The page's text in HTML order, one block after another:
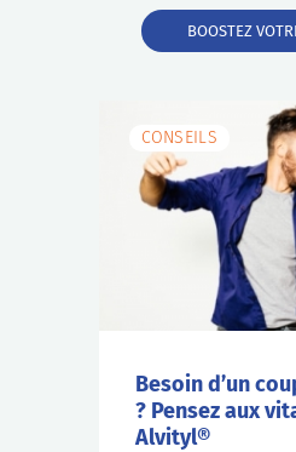
BOOSTEZ
CONSEILS
Besoin d’un
? Pensez aux
Alvityl®